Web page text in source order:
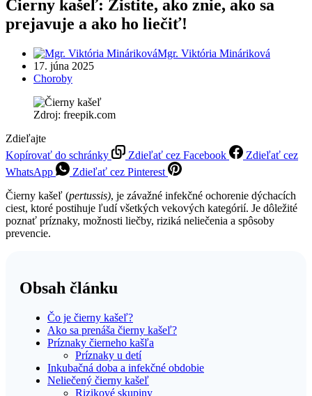
Čierny kašeľ: Zistite, ako znie, ako sa
prejavuje a ako ho liečiť!
Mgr. Viktória Mináriková
17. júna 2025
Choroby
Zdroj: freepik.com
Zdieľajte
Kopírovať do schránky
Zdieľať cez Facebook
Zdieľať cez
WhatsApp
Zdieľať cez Pinterest
Čierny kašeľ (pertussis), je závažné infekčné ochorenie dýchacích
ciest, ktoré postihuje ľudí všetkých vekových kategórií. Je dôležité
poznať príznaky, možnosti liečby, riziká neliečenia a spôsoby
prevencie.
Obsah článku
Čo je čierny kašeľ?
Ako sa prenáša čierny kašeľ?
Príznaky čierneho kašľa
Príznaky u detí
Inkubačná doba a infekčné obdobie
Neliečený čierny kašeľ
Rizikové skupiny